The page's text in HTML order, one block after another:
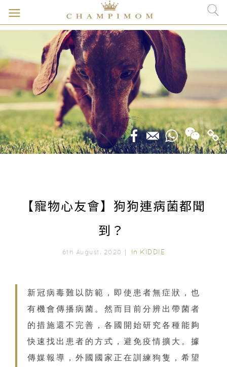
【寵物心友會】狗狗連病菌都聞
到？
6th August, 2020｜ In KIDDIE
新冠病毒難以防範，即使患者無症狀，也
有機會傳播病菌。然而目前分辨出帶菌者
的措施還不完善，各國開始研究各種能夠
快速找出患者的方式，避免疫情擴大。據
傳媒報導，外國國家正在訓練狗隻，希望